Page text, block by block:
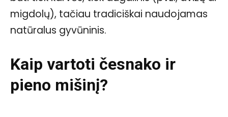
migdolų), tačiau tradiciškai naudojamas
natūralus gyvūninis.
Kaip vartoti česnako ir
pieno mišinį?